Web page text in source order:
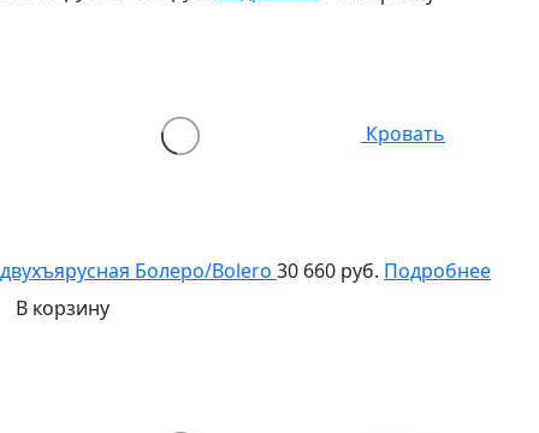
Кровать
двухъярусная Болеро/Bolero 30 660 руб. Подробнее
В корзину